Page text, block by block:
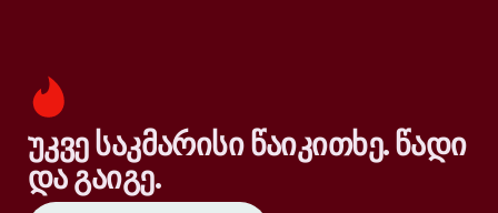
უკვე საკმარისი წაიკითხე. წადი
და გაიგე.